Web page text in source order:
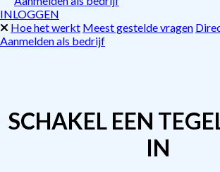
INLOGGEN
Hoe het werkt Meest gestelde vragen
Aanmelden als bedrijf
SCHAKEL EEN
IN